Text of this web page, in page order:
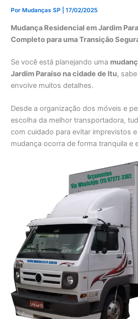
Por Mudanças SP |17/02/2025
Mudança Residencial em Jardim
Completo para uma Transição
Se você está planejando uma
Jardim Paraíso na cidade de Itu,
envolve muitos detalhes.
Desde a organização dos móveis e
escolha da melhor transportadora,
com cuidado para evitar imprevistos
mudança ocorra de forma tranquila e